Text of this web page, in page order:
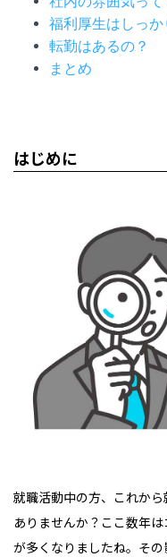
福利厚生はしっか
転勤はあるの？
まとめ
はじめに
就職活動中の方、これか
ありませんか？ここ数年
が多くなりましたね。そ